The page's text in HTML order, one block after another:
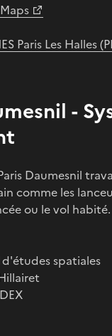
Paris Les Halles
-
Daumesnil
comme les
ou le vol
spatiales